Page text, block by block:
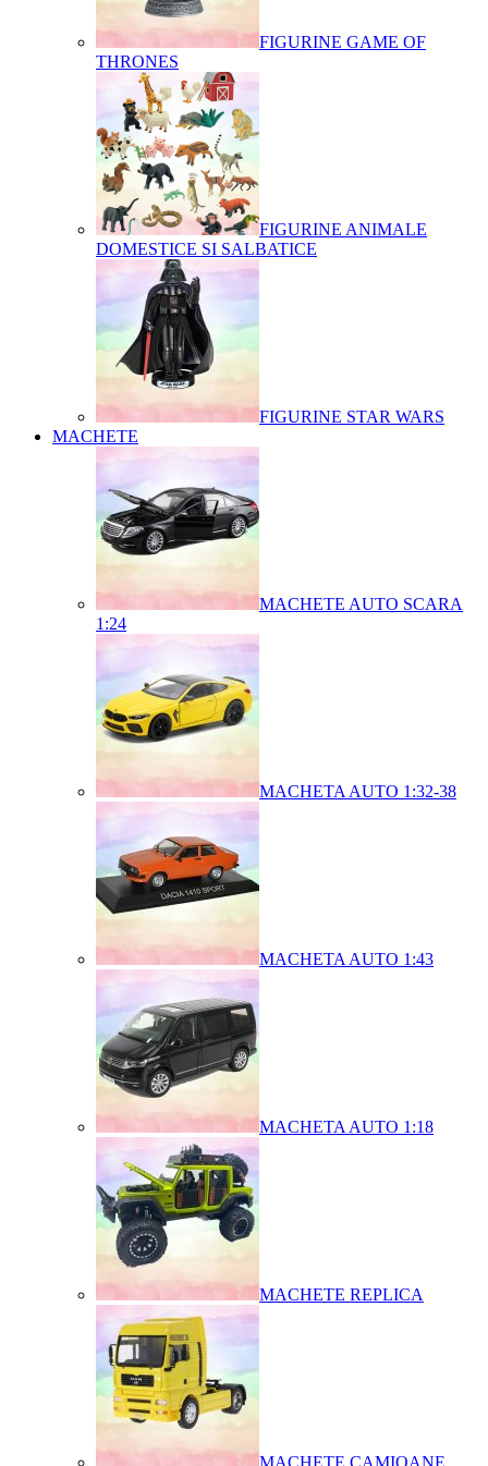
FIGURINE GAME OF
THRONES
FIGURINE ANIMALE
DOMESTICE SI SALBATICE
FIGURINE STAR WARS
MACHETE
MACHETE AUTO SCARA
1:24
MACHETA AUTO 1:32-38
MACHETA AUTO 1:43
MACHETA AUTO 1:18
MACHETE REPLICA
MACHETE CAMIOANE